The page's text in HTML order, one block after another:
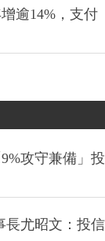
逾14%，支付
攻守兼備」投
長尤昭文：投信